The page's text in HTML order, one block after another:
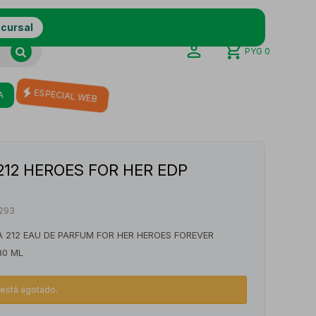
ESPECIAL WEB
PYG 0
HEROES FOR HER EDP
212 EAU DE PARFUM FOR HER HEROES FOREVER
ML
agotado.